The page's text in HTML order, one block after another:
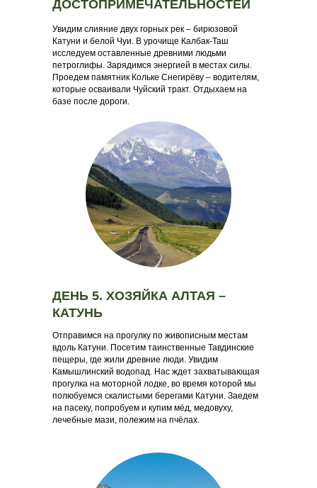
ДОСТОПРИМЕЧАТЕЛЬНОСТЕЙ
Увидим слияние двух горных рек – бирюзовой
Катуни и белой Чуи. В урочище Калбак-Таш
исследуем оставленные древними людьми
петроглифы. Зарядимся энергией в местах силы.
Проедем памятник Кольке Снегирёву – водителям,
которые осваивали Чуйский тракт. Отдыхаем на
базе после дороги.
Отправимся на прогулку по живописным местам
вдоль Катуни. Посетим таинственные Тавдинские
пещеры, где жили древние люди. Увидим
Камышлинский водопад. Нас ждет захватывающая
прогулка на моторной лодке, во время которой мы
полюбуемся скалистыми берегами Катуни. Заедем
на пасеку, попробуем и купим мёд, медовуху,
лечебные мази, полежим на пчёлах.
ДЕНЬ 5. ХОЗЯЙКА АЛТАЯ –
КАТУНЬ